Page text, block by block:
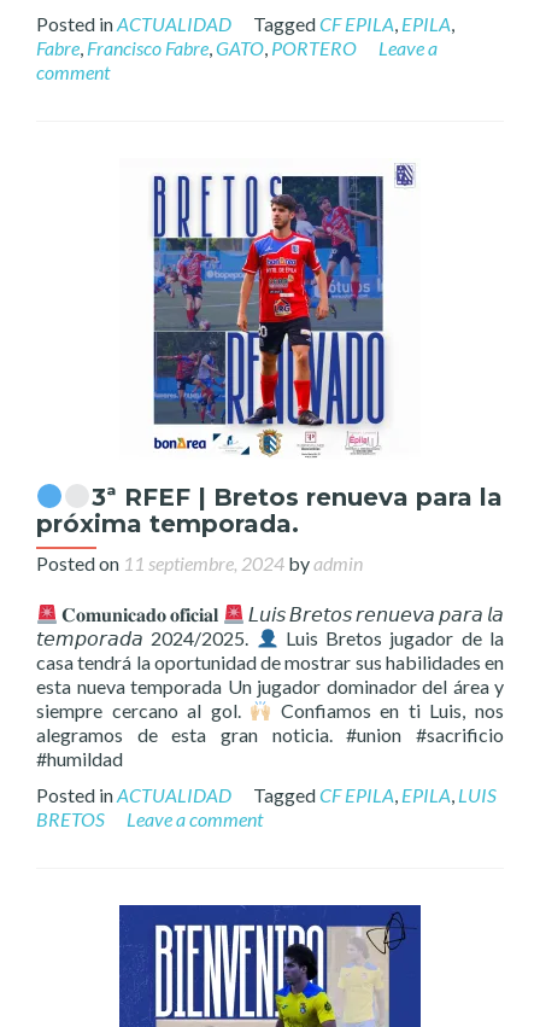
Posted inACTUALIDAD TaggedCF EPILA, EPILA,
Fabre, Francisco Fabre,GATO, PORTERO
Leave a
comment
3ª RFEF | Bretos renueva para la
próxima temporada.
Posted on 11 septiembre, 2024 byadmin
𝐂𝐨𝐦𝐮𝐧𝐢𝐜𝐚𝐝𝐨 𝐨𝐟𝐢𝐜𝐢𝐚𝐥
𝘓𝘶𝘪𝘴 𝘉𝘳𝘦𝘵𝘰𝘴 𝘳𝘦𝘯𝘶𝘦𝘷𝘢 𝘱𝘢𝘳𝘢 𝘭𝘢
𝘵𝘦𝘮𝘱𝘰𝘳𝘢𝘥𝘢 2024/2025.
Luis Bretos jugador de la
casa tendrá la oportunidad de mostrar sus habilidades en
esta nueva temporada Un jugador dominador del área y
siempre cercano al gol.
Confiamos en ti Luis, nos
alegramos de esta gran noticia. #union #sacrificio
#humildad
Posted inACTUALIDAD TaggedCF EPILA, EPILA, LUIS
BRETOS
Leave a comment